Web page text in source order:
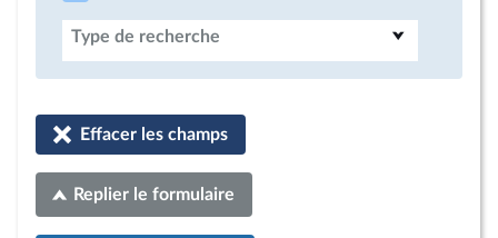
Type de recherche
Effacer les champs
Replier le formulaire